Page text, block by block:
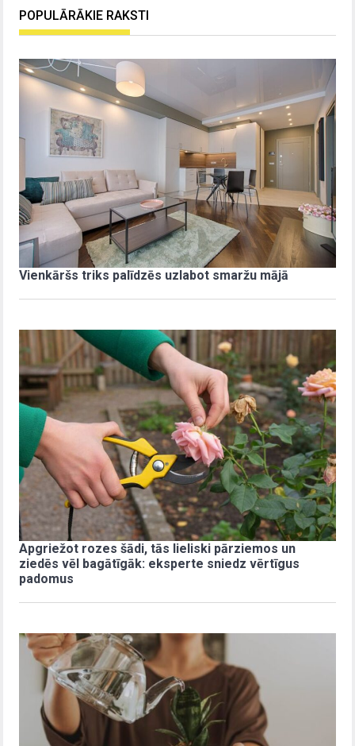
POPULĀRĀKIE RAKSTI
Vienkāršs triks palīdzēs uzlabot smaržu mājā
Apgriežot rozes šādi, tās lieliski pārziemos un
ziedēs vēl bagātīgāk: eksperte sniedz vērtīgus
padomus